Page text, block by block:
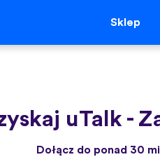
Sklep
uTalk -
Dołącz do ponad 30